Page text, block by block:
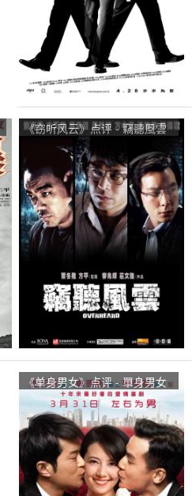
《窃听风云》点评 - 竊聽風雲
网友评价
《单身男女》点评 - 單身男女
网友评价